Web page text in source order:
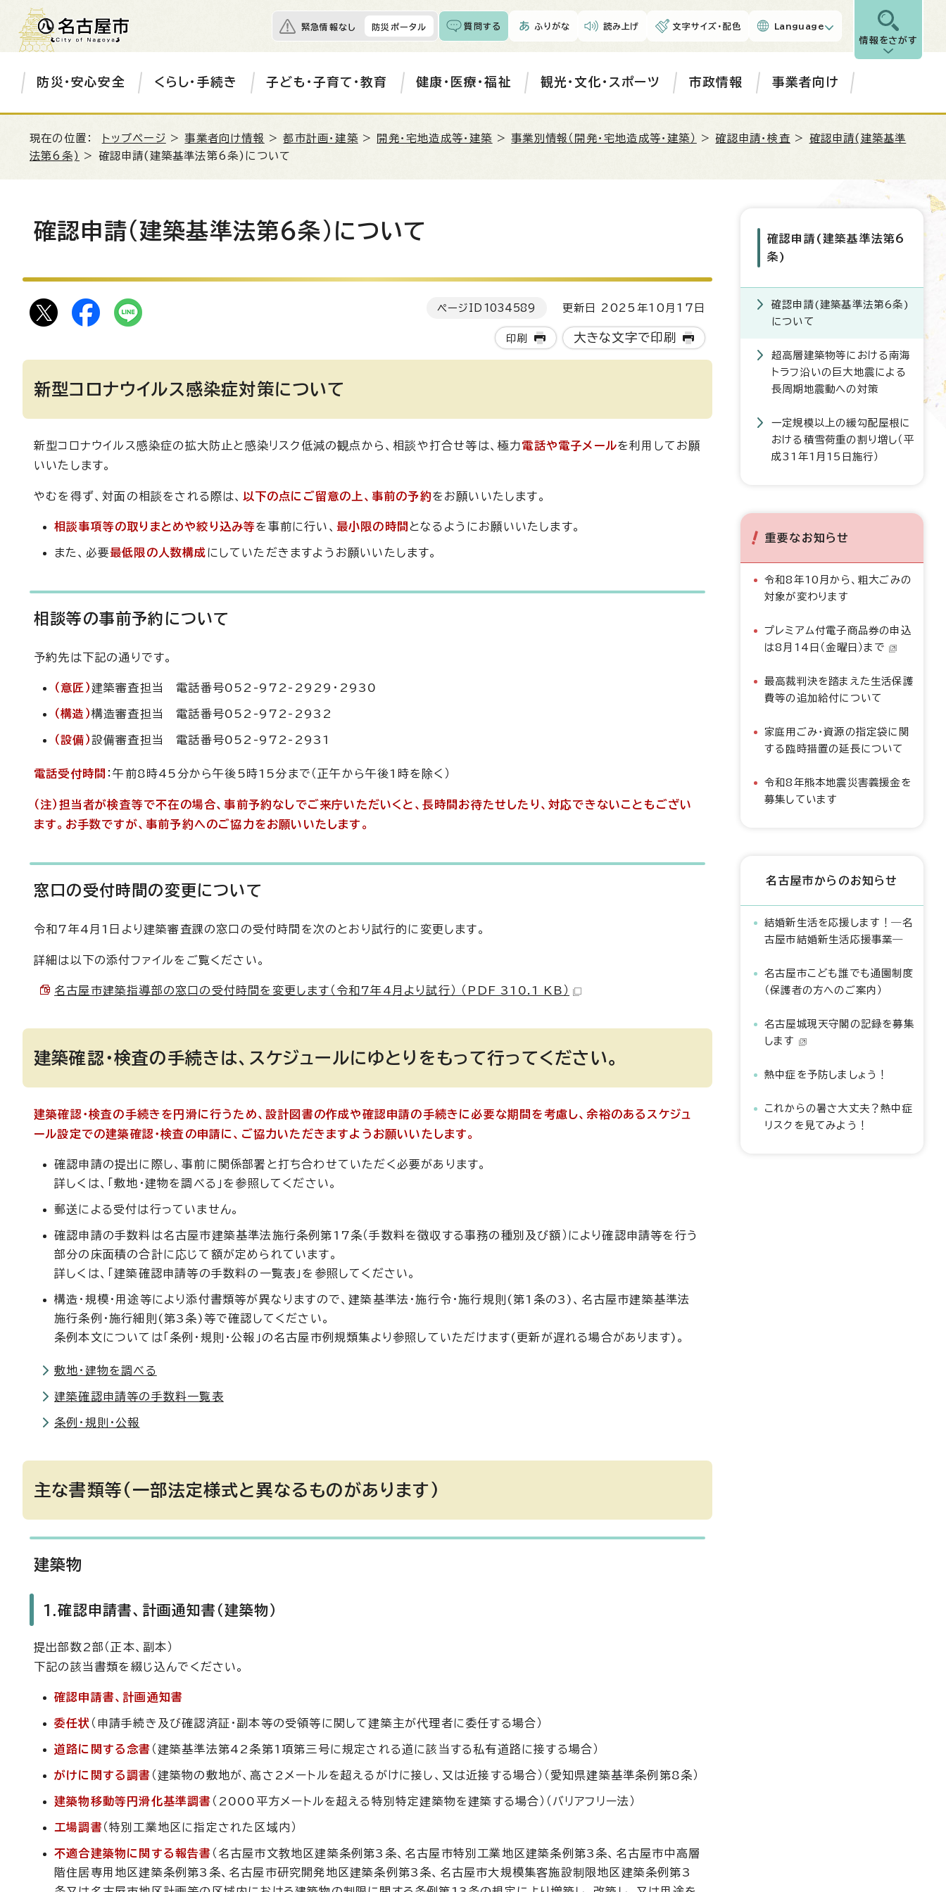
緊急情報なし 防災ポータル 質問する ふりがな 読み上げ 文字サイズ・配色 Language
情報をさがす
防災・安心安全 くらし・手続き 子ども・子育て・教育 健康・医療・福祉 観光・文化・スポーツ 市政情報 事業者向け
現在の位置： トップページ >事業者向け情報 >都市計画・建築 > 開発・宅地造成等・建築 >事業別情報（開発・宅地造成等・建築） >確認申請・検査 > 確認申請(建築基準
法第6条) > 確認申請(建築基準法第6条)について
確認申請(建築基準法第6条)について
ページID 1034589 更新日 2025年10月17日
印刷 大きな文字で印刷
新型コロナウイルス感染症対策について
新型コロナウイルス感染症の拡大防止と感染リスク低減の観点から、相談や打合せ等は、極力電話や電子メールを利用してお願
いいたします。
やむを得ず、対面の相談をされる際は、 以下の点にご留意の上、事前の予約をお願いいたします。
相談事項等の取りまとめや絞り込み等を事前に行い、 最小限の時間 となるようにお願いいたします。
また、必要最低限の人数構成にしていただきますようお願いいたします。
相談等の事前予約について
予約先は下記の通りです。
（意匠）建築審査担当 電話番号052-972-2929・2930
（構造）構造審査担当 電話番号052-972-2932
（設備）設備審査担当 電話番号052-972-2931
電話受付時間 ：午前8時45分から午後5時15分まで（正午から午後1時を除く）
（注）担当者が検査等で不在の場合、事前予約なしでご来庁いただいくと、長時間お待たせしたり、対応できないこともござい
ます。お手数ですが、事前予約へのご協力をお願いいたします。
窓口の受付時間の変更について
令和7年4月1日より建築審査課の窓口の受付時間を次のとおり試行的に変更します。
詳細は以下の添付ファイルをご覧ください。
名古屋市建築指導部の窓口の受付時間を変更します（令和7年4月より試行） （PDF 310.1 KB）
建築確認・検査の手続きは、スケジュールにゆとりをもって行ってください。
建築確認・検査の手続きを円滑に行うため、設計図書の作成や確認申請の手続きに必要な期間を考慮し、余裕のあるスケジュ
ール設定での建築確認・検査の申請に、ご協力いただきますようお願いいたします。
確認申請の提出に際し、事前に関係部署と打ち合わせていただく必要があります。
詳しくは、「敷地・建物を調べる」を参照してください。
郵送による受付は行っていません。
確認申請の手数料は名古屋市建築基準法施行条例第17条（手数料を徴収する事務の種別及び額）により確認申請等を行う
部分の床面積の合計に応じて額が定められています。
詳しくは、「建築確認申請等の手数料の一覧表」を参照してください。
構造・規模・用途等により添付書類等が異なりますので、建築基準法・施行令・施行規則(第1条の3)、名古屋市建築基準法
施行条例・施行細則(第3条)等で確認してください。
条例本文については「条例・規則・公報」の名古屋市例規類集より参照していただけます(更新が遅れる場合があります)。
敷地・建物を調べる
建築確認申請等の手数料一覧表
条例・規則・公報
主な書類等(一部法定様式と異なるものがあります)
建築物
1.確認申請書、計画通知書（建築物）
提出部数2部（正本、副本）
下記の該当書類を綴じ込んでください。
確認申請書、計画通知書
委任状 （申請手続き及び確認済証・副本等の受領等に関して建築主が代理者に委任する場合）
道路に関する念書 （建築基準法第42条第1項第三号に規定される道に該当する私有道路に接する場合）
がけに関する調書 （建築物の敷地が、高さ2メートルを超えるがけに接し、又は近接する場合）（愛知県建築基準条例第8条）
建築物移動等円滑化基準調書 （2000平方メートルを超える特別特定建築物を建築する場合）（バリアフリー法）
工場調書（特別工業地区に指定された区域内）
不適合建築物に関する報告書 （名古屋市文教地区建築条例第3条、名古屋市特別工業地区建築条例第3条、名古屋市中高層
階住居専用地区建築条例第3条、名古屋市研究開発地区建築条例第3条、名古屋市大規模集客施設制限地区建築条例第3
確認申請(建築基準法第6
条)
確認申請(建築基準法第6条)
について
超高層建築物等における南海
トラフ沿いの巨大地震による
長周期地震動への対策
一定規模以上の緩勾配屋根に
おける積雪荷重の割り増し（平
成31年1月15日施行）
重要なお知らせ
令和8年10月から、粗大ごみの
対象が変わります
プレミアム付電子商品券の申込
は8月14日（金曜日）まで
最高裁判決を踏まえた生活保護
費等の追加給付について
家庭用ごみ・資源の指定袋に関
する臨時措置の延長について
令和8年熊本地震災害義援金を
募集しています
名古屋市からのお知らせ
結婚新生活を応援します！―名
古屋市結婚新生活応援事業―
名古屋市こども誰でも通園制度
（保護者の方へのご案内）
名古屋城現天守閣の記録を募集
します
熱中症を予防しましょう！
これからの暑さ大丈夫？熱中症
リスクを見てみよう！